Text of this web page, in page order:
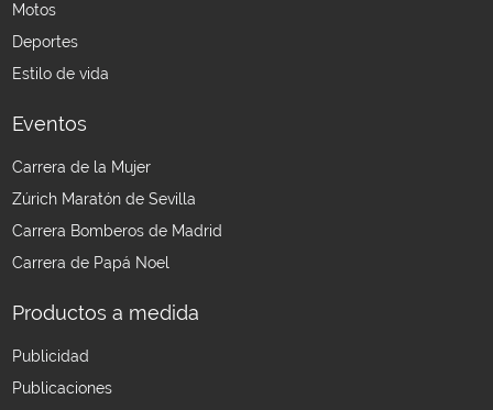
Motos
Deportes
Estilo de vida
Eventos
Carrera de la Mujer
Zúrich Maratón de Sevilla
Carrera Bomberos de Madrid
Carrera de Papá Noel
Productos a medida
Publicidad
Publicaciones